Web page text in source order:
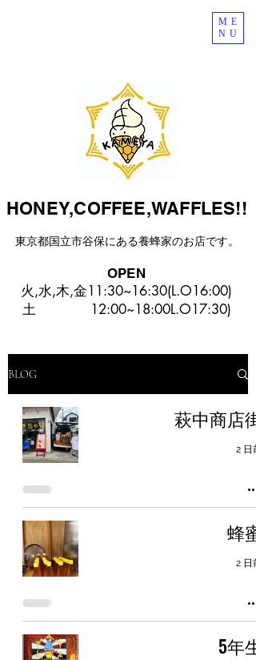
ME
NU
HONEY,COFFEE,WAFFLES!!
東京都国立市谷保にある​養蜂家のお店です。
OPEN
火,水,木,金11:30~16:30(L.O16:00)
​土 12:00~18:00L.O17:30)
BLOG
萩中商店街
2 日前
蜂蜜
2 日前
5年生